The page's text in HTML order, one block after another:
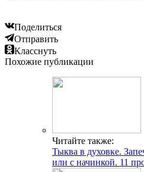
Поделиться
Отправить
Класснуть
Похожие публикации
Читайте также:
Тыква в духовке.
или с начинкой. 11